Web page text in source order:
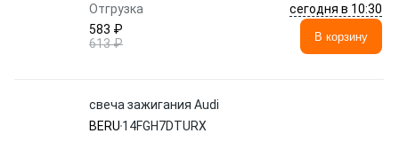
Отгрузка
сегодня в 10:30
583 ₽
613 ₽
В корзину
свеча зажигания Audi
BERU 14FGH7DTURX